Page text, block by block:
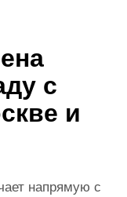
с
и
напрямую с